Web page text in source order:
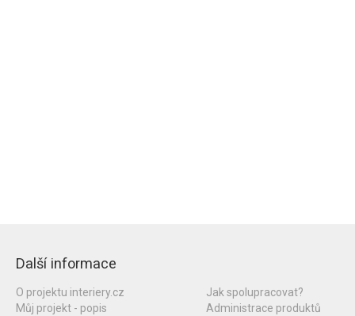
Další informace
O projektu interiery.cz
Můj projekt - popis
Jak spolupracovat?
Administrace produktů